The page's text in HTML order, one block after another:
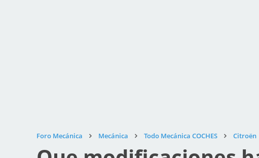
Foro Mecánica Mecánica Todo Mecánica COCHES Citroën